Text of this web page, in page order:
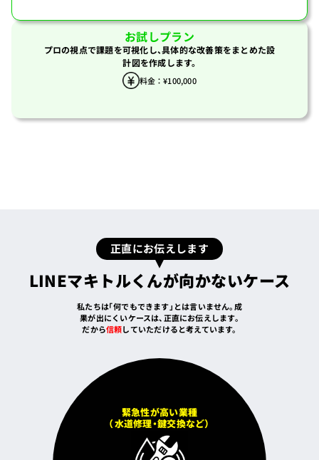
お試しプラン
プロの視点で課題を可視化し、具体的な改善策をまとめた設
計図を作成します。
料金 ： ¥100,000
正直にお伝えします
LINEマキトルくんが向かないケース
私たちは「何でもできます」とは言いません。成
果が出にくいケースは、正直にお伝えします。
だから信頼していただけると考えています。
緊急性が高い業種
（水道修理・鍵交換など）